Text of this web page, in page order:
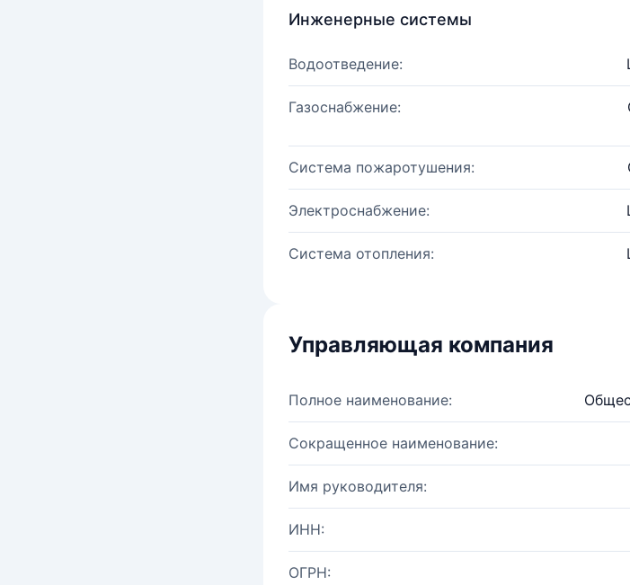
Инженерные системы
Водоотведение:
Газоснабжение:
Система пожаротушения:
Электроснабжение:
Система отопления:
Управляющая компания
Полное наименование:
Сокращенное наименование:
Имя руководителя:
ИНН:
ОГРН: